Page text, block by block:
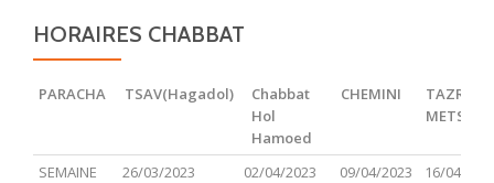
HORAIRES CHABBAT
PARACHA TSAV(Hagadol)
Chabbat
Hol
Hamoed
CHEMINI
TAZRIA
PARACHA TSAV(Hagadol)
Chabbat
CHEMINI
TAZRIA
SEMAINE
26/03/2023 02/04/2023 09/04/2023 16/04/